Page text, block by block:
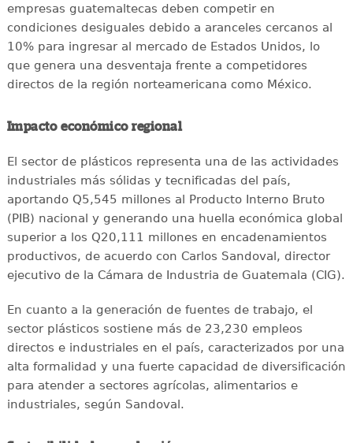
empresas guatemaltecas deben competir en
condiciones desiguales debido a aranceles cercanos al
10% para ingresar al mercado de Estados Unidos, lo
que genera una desventaja frente a competidores
directos de la región norteamericana como México.
Impacto económico regional
El sector de plásticos representa una de las actividades
industriales más sólidas y tecnificadas del país,
aportando Q5,545 millones al Producto Interno Bruto
(PIB) nacional y generando una huella económica global
superior a los Q20,111 millones en encadenamientos
productivos, de acuerdo con Carlos Sandoval, director
ejecutivo de la Cámara de Industria de Guatemala (CIG).
En cuanto a la generación de fuentes de trabajo, el
sector plásticos sostiene más de 23,230 empleos
directos e industriales en el país, caracterizados por una
alta formalidad y una fuerte capacidad de diversificación
para atender a sectores agrícolas, alimentarios e
industriales, según Sandoval.